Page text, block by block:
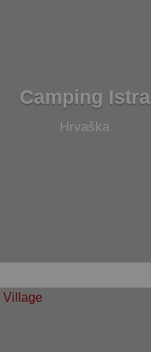
Camping Istra
Hrvaška